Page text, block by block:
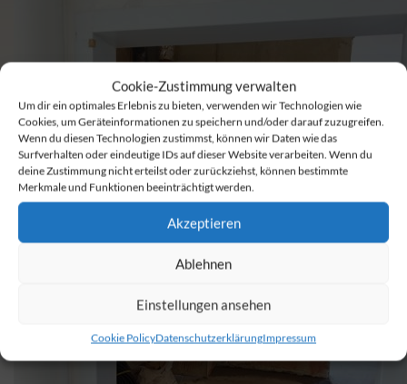
Cookie-Zustimmung verwalten
Um dir ein optimales Erlebnis zu bieten, verwenden wir Technologien wie
Cookies, um Geräteinformationen zu speichern und/oder darauf zuzugreifen.
Wenn du diesen Technologien zustimmst, können wir Daten wie das
Surfverhalten oder eindeutige IDs auf dieser Website verarbeiten. Wenn du
deine Zustimmung nicht erteilst oder zurückziehst, können bestimmte
Merkmale und Funktionen beeinträchtigt werden.
Akzeptieren
Ablehnen
Einstellungen ansehen
Cookie PolicyDatenschutzerklärungImpressum